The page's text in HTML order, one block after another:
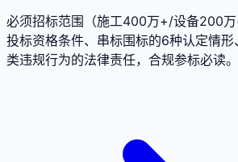
必须招标范围（施工400万+/设备200万
投标资格条件、串标围标的6种认定情
类违规行为的法律责任，合规参标必读。